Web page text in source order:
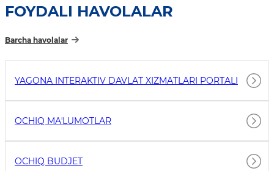
FOYDALI HAVOLALAR
Barcha havolalar
YAGONA INTERAKTIV DAVLAT XIZMATLARI PORTALI
OCHIQ MAʼLUMOTLAR
OCHIQ BUDJET